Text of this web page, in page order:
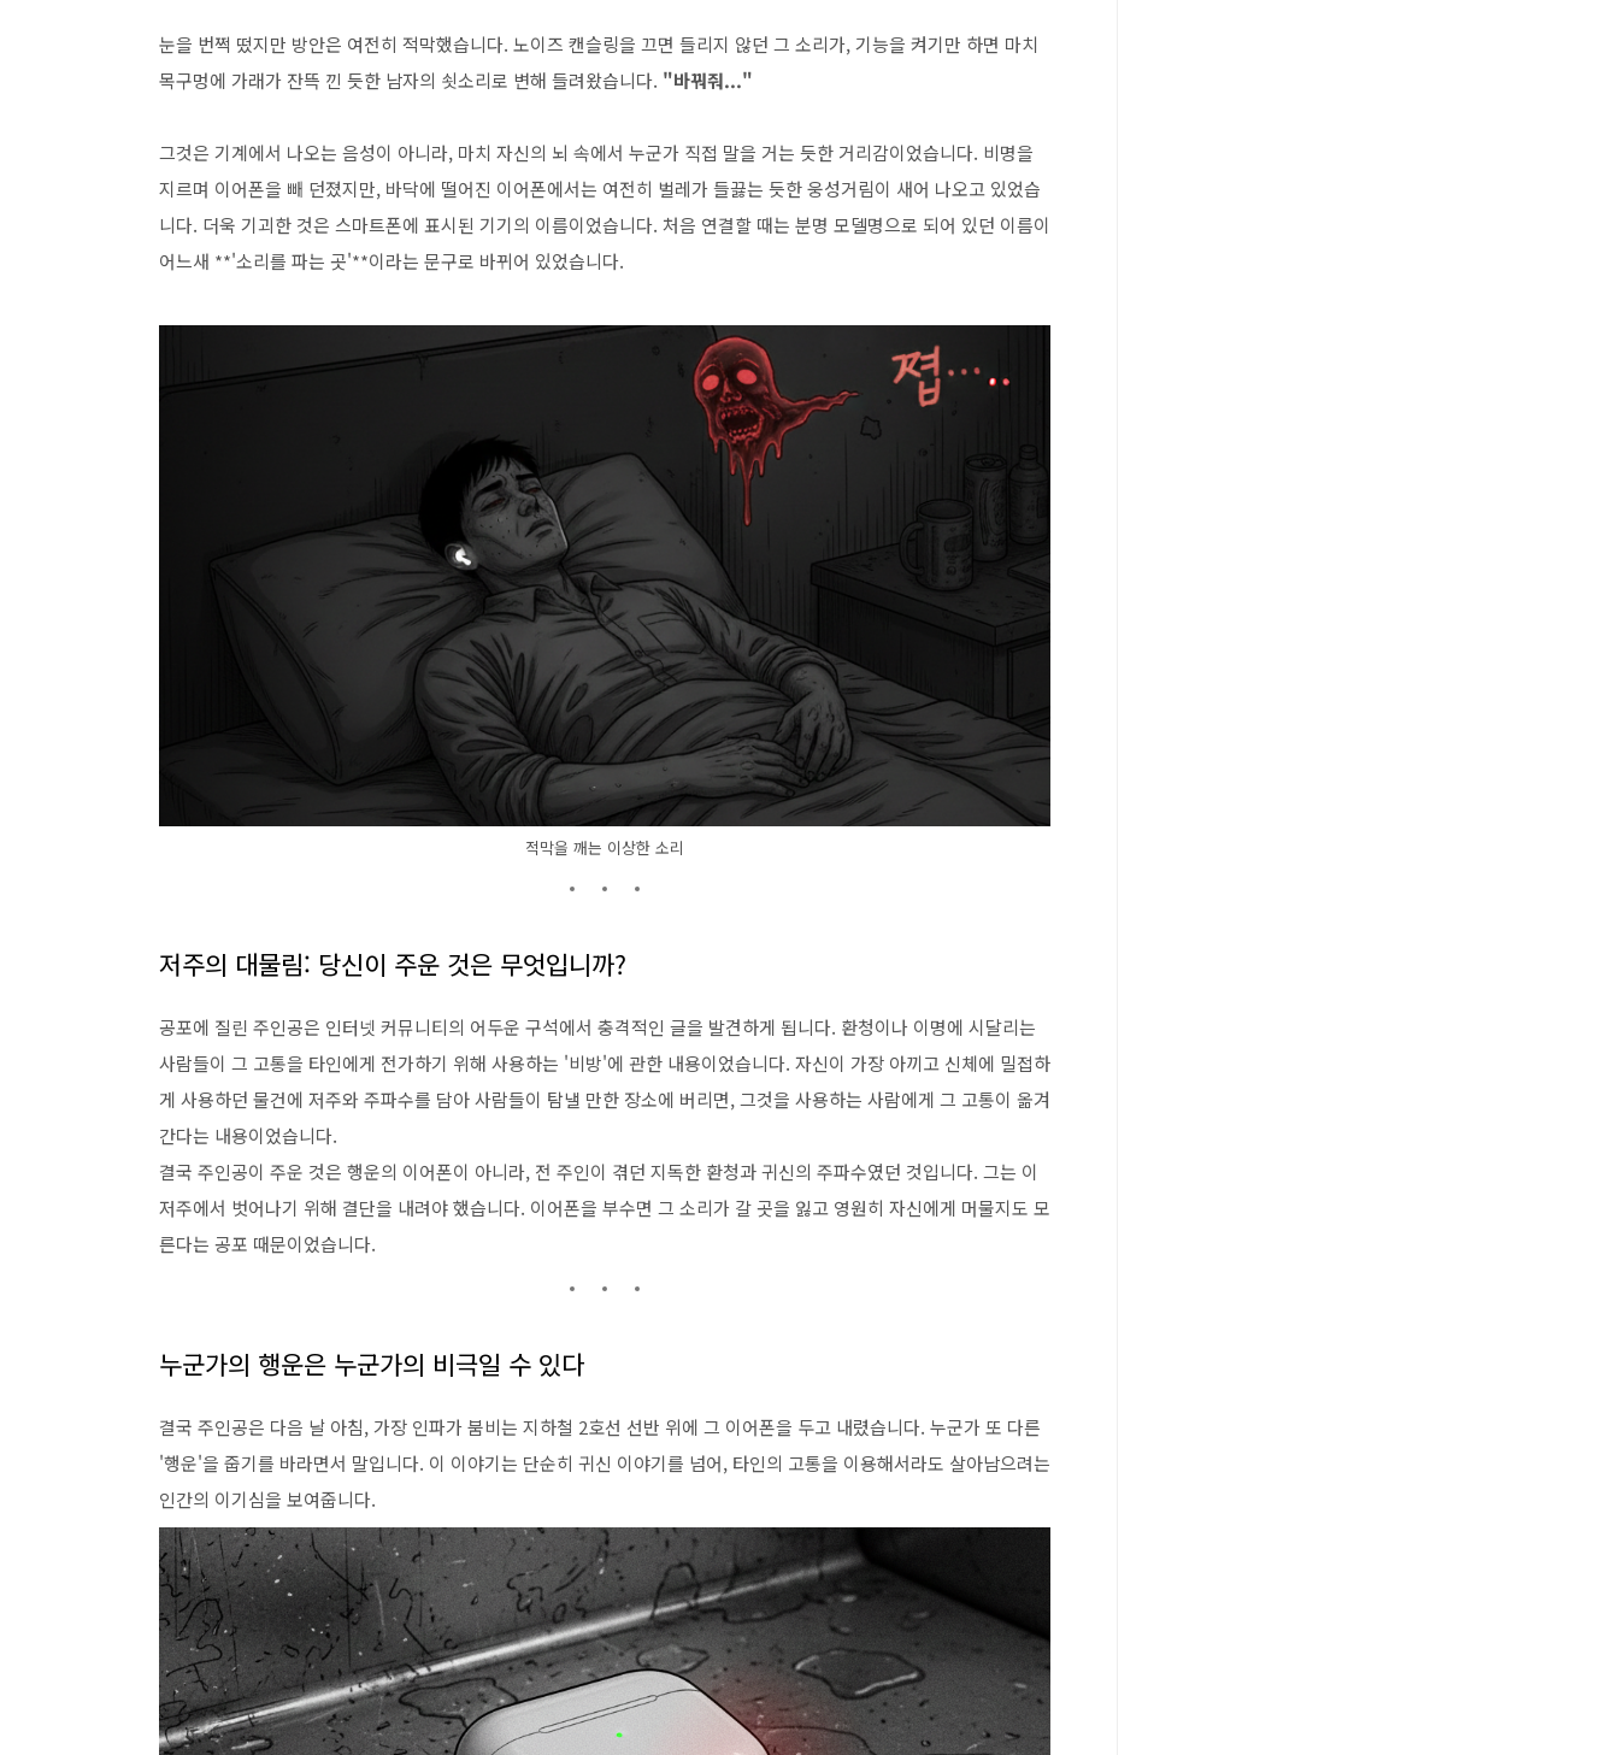
눈을 번쩍 떴지만 방안은 여전히 적막했습니다. 노이즈 캔슬링을 끄면 들리지 않던 그 소리가, 기능을 켜기만 하면 마치
목구멍에 가래가 잔뜩 낀 듯한 남자의 쇳소리로 변해 들려왔습니다. "바꿔줘..."
그것은 기계에서 나오는 음성이 아니라, 마치 자신의 뇌 속에서 누군가 직접 말을 거는 듯한 거리감이었습니다. 비명을
지르며 이어폰을 빼 던졌지만, 바닥에 떨어진 이어폰에서는 여전히 벌레가 들끓는 듯한 웅성거림이 새어 나오고 있었습
니다. 더욱 기괴한 것은 스마트폰에 표시된 기기의 이름이었습니다. 처음 연결할 때는 분명 모델명으로 되어 있던 이름이
어느새 **'소리를 파는 곳'**이라는 문구로 바뀌어 있었습니다.
적막을 깨는 이상한 소리
저주의 대물림: 당신이 주운 것은 무엇입니까?
공포에 질린 주인공은 인터넷 커뮤니티의 어두운 구석에서 충격적인 글을 발견하게 됩니다. 환청이나 이명에 시달리는
사람들이 그 고통을 타인에게 전가하기 위해 사용하는 '비방'에 관한 내용이었습니다. 자신이 가장 아끼고 신체에 밀접하
게 사용하던 물건에 저주와 주파수를 담아 사람들이 탐낼 만한 장소에 버리면, 그것을 사용하는 사람에게 그 고통이 옮겨
간다는 내용이었습니다.
결국 주인공이 주운 것은 행운의 이어폰이 아니라, 전 주인이 겪던 지독한 환청과 귀신의 주파수였던 것입니다. 그는 이
저주에서 벗어나기 위해 결단을 내려야 했습니다. 이어폰을 부수면 그 소리가 갈 곳을 잃고 영원히 자신에게 머물지도 모
른다는 공포 때문이었습니다.
누군가의 행운은 누군가의 비극일 수 있다
결국 주인공은 다음 날 아침, 가장 인파가 붐비는 지하철 2호선 선반 위에 그 이어폰을 두고 내렸습니다. 누군가 또 다른
'행운'을 줍기를 바라면서 말입니다. 이 이야기는 단순히 귀신 이야기를 넘어, 타인의 고통을 이용해서라도 살아남으려는
인간의 이기심을 보여줍니다.